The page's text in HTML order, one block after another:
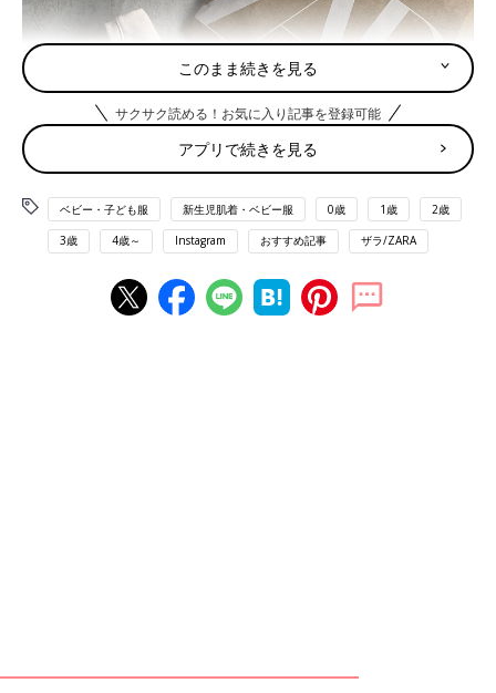
このまま続きを見る
サクサク読める！お気に入り記事を登録可能
アプリで続きを見る
ベビー・子ども服 新生児肌着・ベビー服 0歳 1歳 2歳
3歳 4歳～ Instagram おすすめ記事 ザラ/ZARA